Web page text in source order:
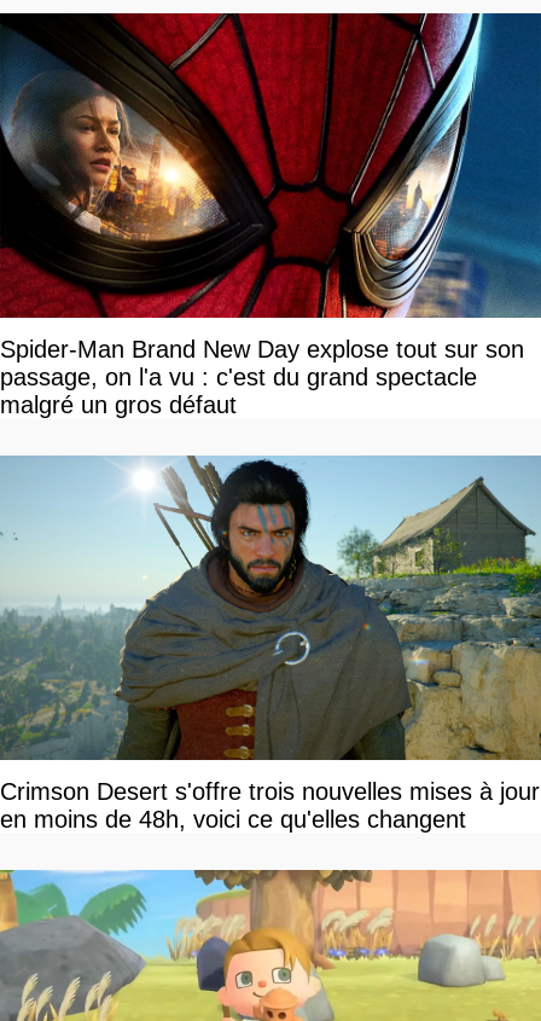
Spider-Man Brand New Day explose tout sur son
passage, on l'a vu : c'est du grand spectacle
malgré un gros défaut
Crimson Desert s'offre trois nouvelles mises à jour
en moins de 48h, voici ce qu'elles changent